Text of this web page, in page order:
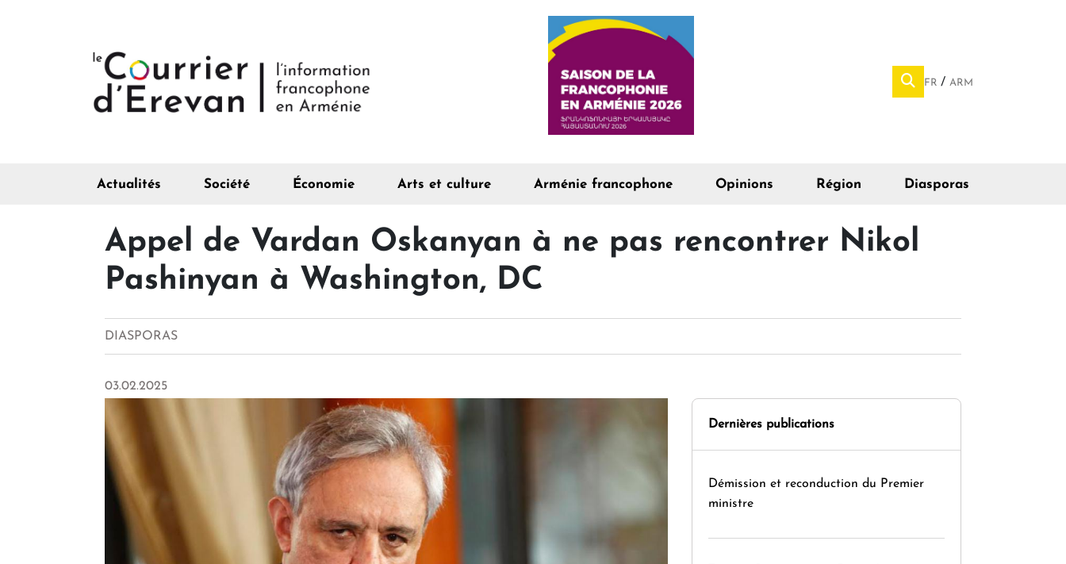
FR ARM
Actualités Société Économie Arts et culture Arménie francophone Opinions Région Diasporas
Appel de Vardan Oskanyan à ne pas rencontrer Nikol
Pashinyan à Washington, DC
DIASPORAS
03.02.2025
Dernières publications
Démission et reconduction du Premier
ministre